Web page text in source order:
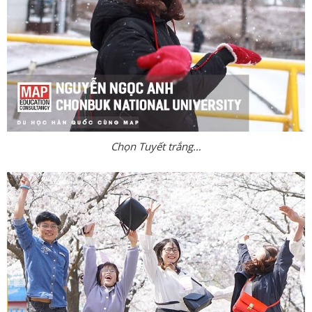
Chọn Tuyết trắng…